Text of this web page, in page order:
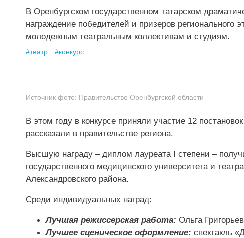
В Оренбургском государственном татарском
награждение победителей и призеров
молодежным театральным коллективам и студиям.
#театр #конкурс
Источник фото: Правительство Оренбургской области
В этом году в конкурсе приняли участие 12
рассказали в правительстве региона.
Высшую награду – диплом лауреата I степени –
государственного медицинского университета и
Александровского района.
Среди индивидуальных наград:
Лучшая режиссерская работа: Ольга
Лучшее сценическое оформление: спектакль